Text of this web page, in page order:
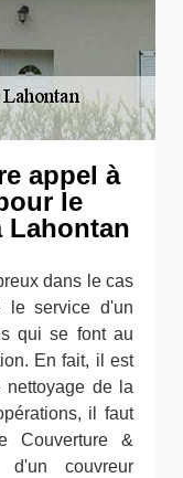
appel à
le
Lahontan
dans le cas
le service d'un
qui se font au
En fait, il est
nettoyage de la
il faut
Couverture &
d'un couvreur